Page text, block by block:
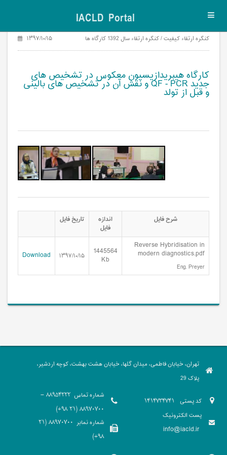
IACLD Portal
کنگره ارتقاء کیفیت / کنگره ارتقاء سال 1392 کارگاه ها ۱۳۹۷/۱۰/۱۵
کارگاه هیبریدازیسیون معکوس در تشخیص های
جدید QF - PCR و نقش آن در تشخیص های بالینی
و قبل از تولد
کارگاه هیبریدیزاسیون معکوس در تشخیص های جدید3
کارگاه هیبریدیزاسیون معکوس در تشخیص های جدید2
معکوس در تشخیص های جدید1
شرح فایل اندازه
فایل
تاریخ فایل
Reverse Hybridisation in
modern diagnostics.pdf
Eng. Preyer
1445564
Kb ۱۳۹۷/۱۰/۱۵ Download
تهران، خیابان فاطمی، میدان گلها، خیابان هشت بهشت، کوچه اردشیر،
پلاک 29
کد پستی
پست الکترونیک
info@iacld.ir
شماره تماس
88954222 -
88970700 (21 98+)
شماره نمابر
88970700 (21
98+)